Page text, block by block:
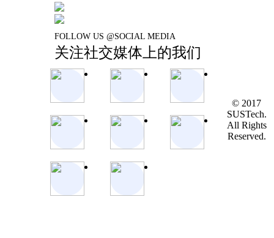
FOLLOW US @SOCIAL MEDIA
关注社交媒体上的我们
© 2017
SUSTech.
All Rights
Reserved.